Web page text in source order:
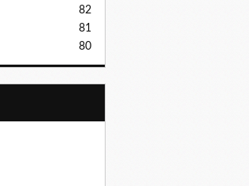
82
81
80